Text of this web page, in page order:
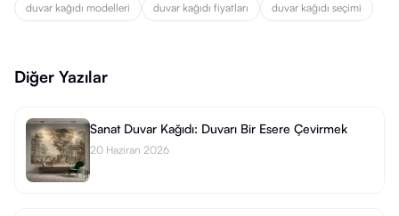
duvar kağıdı modelleri
duvar kağıdı fiyatları duvar kağıdı seçimi
Diğer Yazılar
Sanat Duvar Kağıdı: Duvarı Bir Esere Çevirmek
20 Haziran 2026